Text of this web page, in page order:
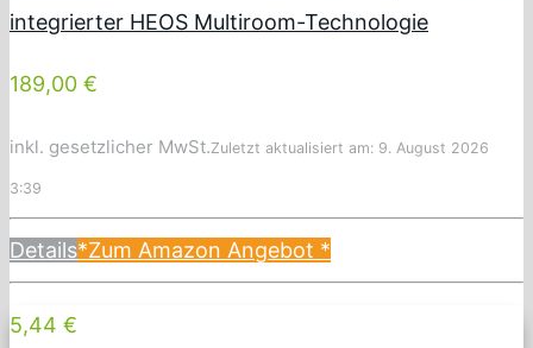
integrierter HEOS Multiroom-Technologie
189,00 €
inkl. gesetzlicher MwSt.Zuletzt aktualisiert am: 9. August 2026
3:39
Details*Zum Amazon Angebot *
5,44 €